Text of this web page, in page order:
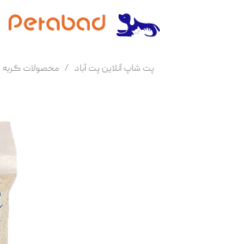
پت شاپ آنلاین پت آباد محصولات گربه